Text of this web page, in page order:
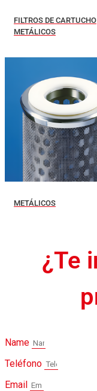
FILTROS DE CARTUCHO
METÁLICOS
METÁLICOS
¿Te
Name
Teléfono
Email